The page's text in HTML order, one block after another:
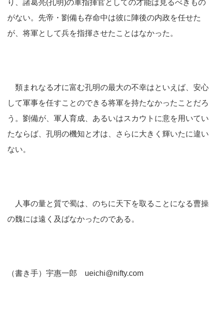
り、諸葛亮(孔明)の軍指揮官としての才能は見るべきもの
がない。先帝・劉備も存命中は彼に陣後の内政を任せた
が、将軍として兵を指揮させたことはなかった。
類まれなる才に富む孔明の最大の不幸はといえば、安心
して軍事を任すことのできる将軍を持たなかったことだろ
う。劉備が、軍人育成、あるいはスカウトに意を用いてい
たならば、孔明の機知と才は、さらに大きく輝いたに違い
ない。
人事の量と質で蜀は、のちに天下を取ることになる曹操
の魏には遠く及ばなかったのである。
（書き手）宇惠一郎 ueichi@nifty.com